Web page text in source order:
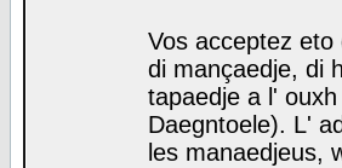
Vos acceptez
di mançaedje, di
tapaedje a l'
Daegntoele). L'
les manaedjeus,